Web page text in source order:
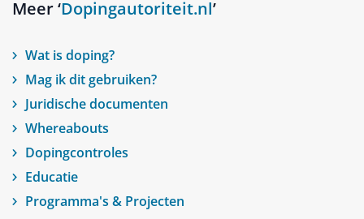
Meer ‘Dopingautoriteit.nl’
Wat is doping?
Mag ik dit gebruiken?
Juridische documenten
Whereabouts
Dopingcontroles
Educatie
Programma's & Projecten